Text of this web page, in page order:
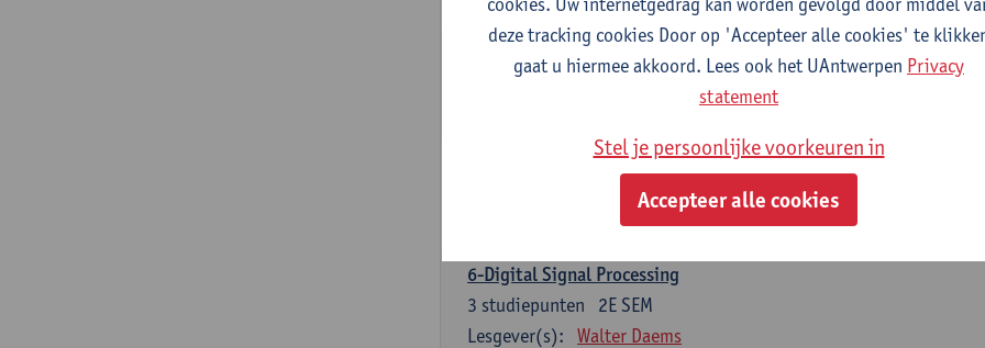
Lesgever(s): Thomas Janssen Wout Van Uytsel Femke Wouters
5-Mobile Communication
5-Telecommunication 2
1E SEM
Maarten Weyn Rafael Berkvens Rreze Halili
6-Digital Signal Processing
2E SEM
3 studiepunten
Lesgever(s):
Walter Daems
deze tracking cookies Door op 'Accepteer alle cookies' te
gaat u hiermee akkoord. Lees ook het UAntwerpen Privacy
statement
Stel je persoonlijke voorkeuren in
Accepteer alle cookies